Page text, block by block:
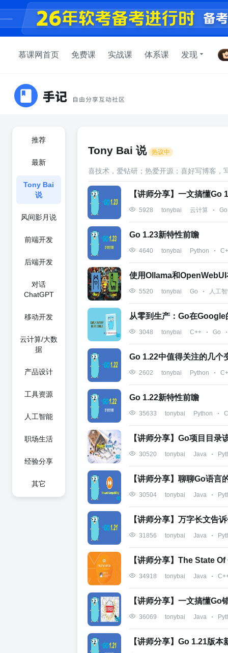
慕课网首页 免费课 实战课 体系课 发现
推荐
最新
Tony Bai
说
风间影月说
前端开发
后端开发
对话
ChatGPT
移动开发
云计算/大数
据
产品设计
工具资源
人工智能
职场生活
经验分享
其它
Tony Bai 说 热议中
喜技术，爱钻研；热爱开源；喜好写博客，
【讲师分享】一文搞懂Go
5928 tonybai 云计算 Go
Go 1.23新特性前瞻
4640 tonybai Python
使用Ollama和
5520 tonybai Go 人工
从零到生产：Go在Google
3048 tonybai C++ Go
Go 1.22中值得关注的几个
2602 tonybai Python
Go 1.22新特性前瞻
35633 tonybai Python
【讲师分享】Go项目目录
30520 tonybai Java
【讲师分享】聊聊Go语
30504 tonybai Java
【讲师分享】万字长文告
31856 tonybai Java
【讲师分享】The State
34918 tonybai Java
【讲师分享】一文搞懂Go
36069 tonybai Java
【讲师分享】Go 1.21版本